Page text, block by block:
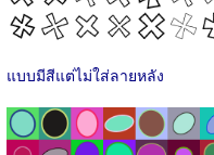
แบบมีสีแต่ไม่ใส่ลายหลัง